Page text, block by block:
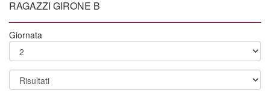
RAGAZZI GIRONE B
Giornata